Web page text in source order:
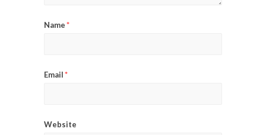
Name*
Email*
Website